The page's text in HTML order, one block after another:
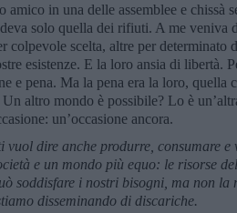
amico in una delle assemblee e chissà
solo quella dei rifiuti. A me veniva
colpevole scelta, altre per determinato
esistenze. E la loro ansia di libertà.
e pena. Ma la pena era la loro, quella
altro mondo è possibile? Lo è
un’occasione ancora.
vuol dire anche produrre, consumare
e un mondo più equo: le risorse
soddisfare i nostri bisogni, ma non
disseminando di discariche.